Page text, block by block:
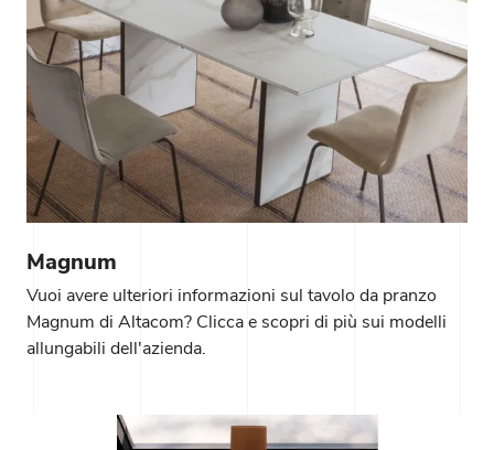
Magnum
Vuoi avere ulteriori informazioni sul tavolo da pranzo
Magnum di Altacom? Clicca e scopri di più sui modelli
allungabili dell'azienda.